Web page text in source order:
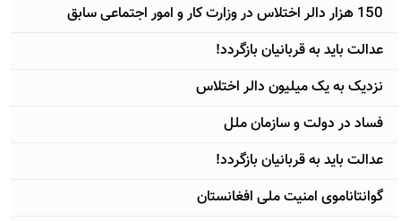
150 هزار دالر اختلاس در وزارت کار و امور اجتماعی سابق
عدالت بايد به قربانيان بازگردد!
نزديک به يک ميليون دالر اختلاس
فساد در دولت و سازمان ملل
عدالت بايد به قربانيان بازگردد!
گوانتاناموی امنيت ملی افغانستان